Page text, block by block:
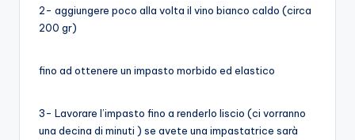
2- aggiungere poco alla volta il vino bianco caldo (circa
200 gr)
fino ad ottenere un impasto morbido ed elastico
3- Lavorare l’impasto fino a renderlo liscio (ci vorranno
una decina di minuti ) se avete una impastatrice sarà